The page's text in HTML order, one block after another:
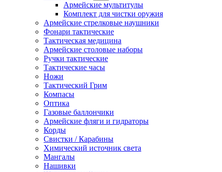
Армейские мультитулы
Комплект для чистки оружия
Армейские стрелковые наушники
Фонари тактические
Тактическая медицина
Армейские столовые наборы
Ручки тактические
Тактические часы
Ножи
Тактический Грим
Компасы
Оптика
Газовые баллончики
Армейские фляги и гидраторы
Корды
Свистки / Карабины
Химический источник света
Мангалы
Нашивки